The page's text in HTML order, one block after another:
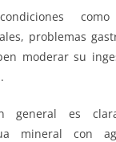
como
problemas
moderar su
general es
mineral con